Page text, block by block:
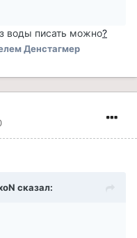
воды писать можно?
Денстагмер
сказал: